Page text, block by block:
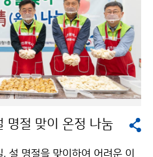
명절 맞이 온정 나눔
설 명절을 맞이하여 어려운 이